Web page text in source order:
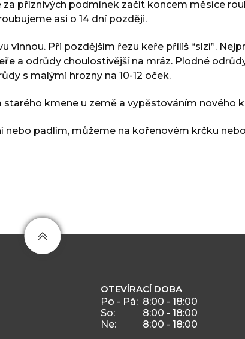
příznivých podmínek začít koncem měsíce
asi o 14 dní později.
Při pozdějším řezu keře příliš “slzí”.
a odrůdy choulostivější na mráz. Plodné
s malými hrozny na 10-12 oček.
kmene u země a vypěstováním nového
padlím, můžeme na kořenovém krčku
OTEVÍRACÍ DOBA
Po - Pá: 8:00 - 18:00
So:
8:00 - 18:00
Ne:
8:00 - 18:00